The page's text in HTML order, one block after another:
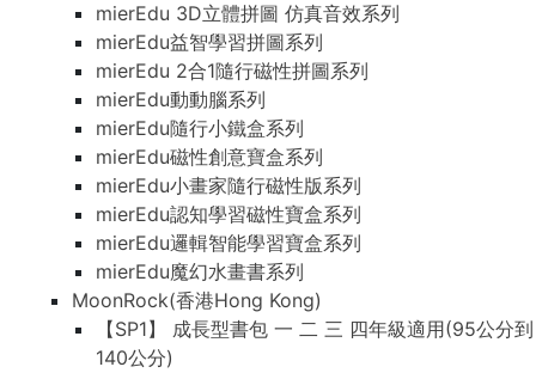
mierEdu 3D立體拼圖 仿真音效系列
mierEdu益智學習拼圖系列
mierEdu 2合1隨行磁性拼圖系列
mierEdu動動腦系列
mierEdu隨行小鐵盒系列
mierEdu磁性創意寶盒系列
mierEdu小畫家隨行磁性版系列
mierEdu認知學習磁性寶盒系列
mierEdu邏輯智能學習寶盒系列
mierEdu魔幻水畫書系列
MoonRock(香港Hong Kong)
【SP1】 成長型書包 一 二 三 四年級適用(95公分到
140公分)